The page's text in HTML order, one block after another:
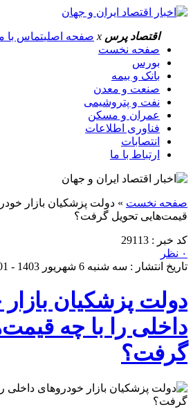
اقتصاد پرس x صفحه اصلیتماس با
صفحه نخست
بورس
بانک و بیمه
صنعت و معدن
نفت و پتروشیمی
عمران و مسکن
فناوری اطلاعات
انتصابات
ارتباط با ما
صفحه نخست » دولت پزشکیان بازار
قیمت‌هایی تحویل گرفت؟
کد خبر : 29113
۰ نظر
تاریخ انتشار : سه شنبه 6 شهریور 1403 - 10:01
دولت پزشکیان
داخلی را با چه
گرفت؟